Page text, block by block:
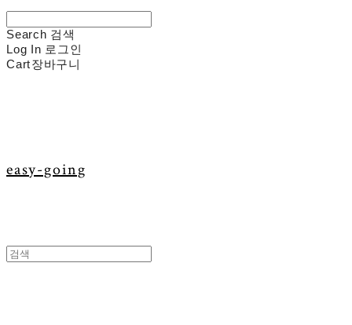
Search 검색
Log In 로그인
Cart장바구니
easy-going